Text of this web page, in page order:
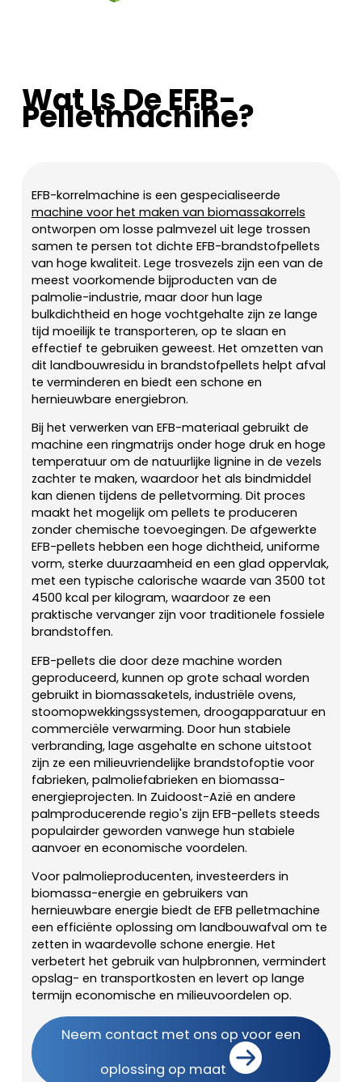
Wat Is De EFB-
Pelletmachine?
EFB-korrelmachine is een gespecialiseerde
machine voor het maken van biomassakorrels
ontworpen om losse palmvezel uit lege trossen
samen te persen tot dichte EFB-brandstofpellets
van hoge kwaliteit. Lege trosvezels zijn een van de
meest voorkomende bijproducten van de
palmolie-industrie, maar door hun lage
bulkdichtheid en hoge vochtgehalte zijn ze lange
tijd moeilijk te transporteren, op te slaan en
effectief te gebruiken geweest. Het omzetten van
dit landbouwresidu in brandstofpellets helpt afval
te verminderen en biedt een schone en
hernieuwbare energiebron.
Bij het verwerken van EFB-materiaal gebruikt de
machine een ringmatrijs onder hoge druk en hoge
temperatuur om de natuurlijke lignine in de vezels
zachter te maken, waardoor het als bindmiddel
kan dienen tijdens de pelletvorming. Dit proces
maakt het mogelijk om pellets te produceren
zonder chemische toevoegingen. De afgewerkte
EFB-pellets hebben een hoge dichtheid, uniforme
vorm, sterke duurzaamheid en een glad oppervlak,
met een typische calorische waarde van 3500 tot
4500 kcal per kilogram, waardoor ze een
praktische vervanger zijn voor traditionele fossiele
brandstoffen.
EFB-pellets die door deze machine worden
geproduceerd, kunnen op grote schaal worden
gebruikt in biomassaketels, industriële ovens,
stoomopwekkingssystemen, droogapparatuur en
commerciële verwarming. Door hun stabiele
verbranding, lage asgehalte en schone uitstoot
zijn ze een milieuvriendelijke brandstofoptie voor
fabrieken, palmoliefabrieken en biomassa-
energieprojecten. In Zuidoost-Azië en andere
palmproducerende regio's zijn EFB-pellets steeds
populairder geworden vanwege hun stabiele
aanvoer en economische voordelen.
Voor palmolieproducenten, investeerders in
biomassa-energie en gebruikers van
hernieuwbare energie biedt de EFB pelletmachine
een efficiënte oplossing om landbouwafval om te
zetten in waardevolle schone energie. Het
verbetert het gebruik van hulpbronnen, vermindert
opslag- en transportkosten en levert op lange
termijn economische en milieuvoordelen op.
Neem contact met ons op voor een
oplossing op maat